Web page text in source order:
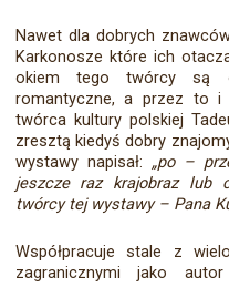
Nawet dla dobrych
Karkonosze które ich
okiem tego twórcy są
romantyczne, a przez to i
twórca kultury polskiej
zresztą kiedyś dobry
wystawy napisał: „po –
jeszcze raz krajobraz lub
twórcy tej wystawy – Pana
Współpracuje stale z
zagranicznymi jako